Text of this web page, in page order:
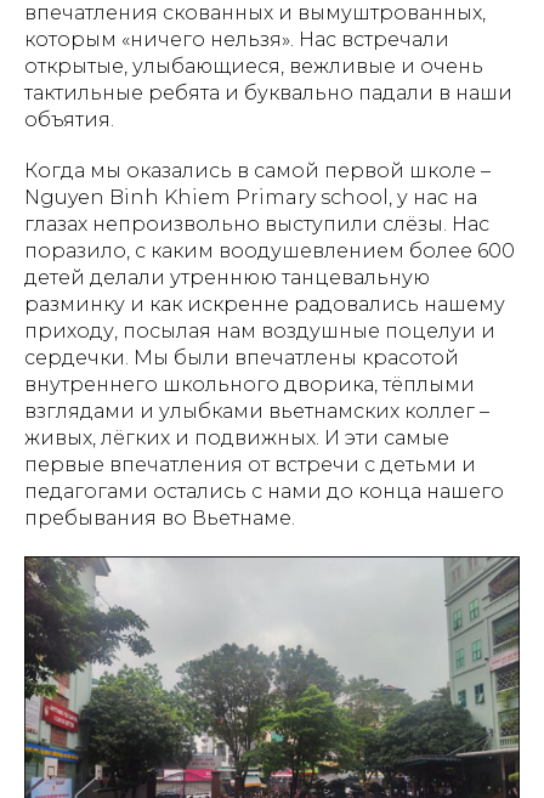
впечатления скованных и вымуштрованных,
которым «ничего нельзя». Нас встречали
открытые, улыбающиеся, вежливые и очень
тактильные ребята и буквально падали в наши
объятия.
Когда мы оказались в самой первой школе –
Nguyen Binh Khiem Primary school, у нас на
глазах непроизвольно выступили слёзы. Нас
поразило, с каким воодушевлением более 600
детей делали утреннюю танцевальную
разминку и как искренне радовались нашему
приходу, посылая нам воздушные поцелуи и
сердечки. Мы были впечатлены красотой
внутреннего школьного дворика, тёплыми
взглядами и улыбками вьетнамских коллег –
живых, лёгких и подвижных. И эти самые
первые впечатления от встречи с детьми и
педагогами остались с нами до конца нашего
пребывания во Вьетнаме.